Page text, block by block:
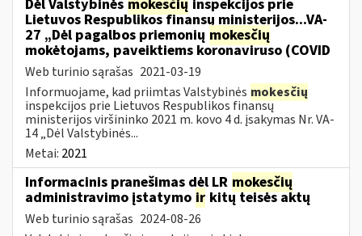
Dėl Valstybinės mokesčių inspekcijos prie
Lietuvos Respublikos finansų ministerijos...VA-
27 „Dėl pagalbos priemonių mokesčių
mokėtojams, paveiktiems koronaviruso (COVID
Web turinio sąrašas 2021-03-19
Informuojame, kad priimtas Valstybinės mokesčių
inspekcijos prie Lietuvos Respublikos finansų
ministerijos viršininko 2021 m. kovo 4 d. įsakymas Nr. VA-
14 „Dėl Valstybinės...
Metai: 2021
Informacinis pranešimas dėl LR mokesčių
administravimo įstatymo ir kitų teisės aktų
Web turinio sąrašas 2024-08-26